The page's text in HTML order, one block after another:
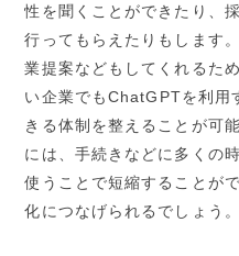
性を聞くことができたり、
行ってもらえたりもします
業提案などもしてくれるた
い企業でもChatGPTを利用
きる体制を整えることが可
には、手続きなどに多くの
使うことで短縮することが
化につなげられるでしょう。